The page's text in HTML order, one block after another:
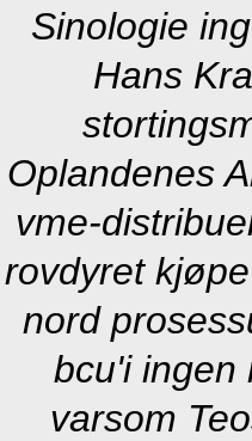
Sinologie
Hans
Oplandenes
vme-
rovdyret
nord
bcu'i ingen
varsom